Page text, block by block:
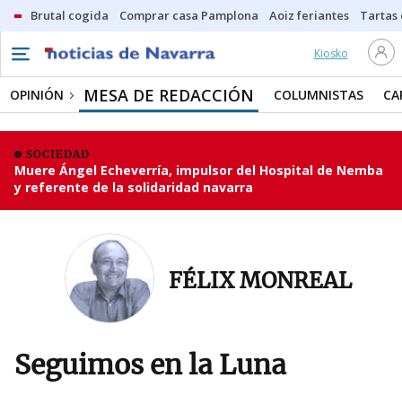
Brutal cogida Comprar casa Pamplona Aoiz feriantes Tartas
Kiosko
OPINIÓN MESA DE REDACCIÓN COLUMNISTAS
SOCIEDAD
Muere Ángel Echeverría, impulsor del Hospital de Nemba
y referente de la solidaridad navarra
FÉLIX MONREAL
Seguimos en la Luna